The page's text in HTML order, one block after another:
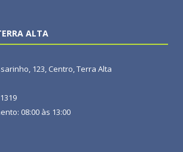
ALTA
123, Centro, Terra Alta
08:00 às 13:00